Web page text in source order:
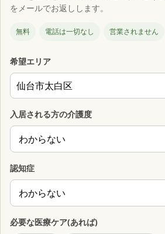
をメールでお返しします。
無料 電話は一切なし 営業されません
希望エリア
入居される方の介護度
認知症
必要な医療ケア(あれば)